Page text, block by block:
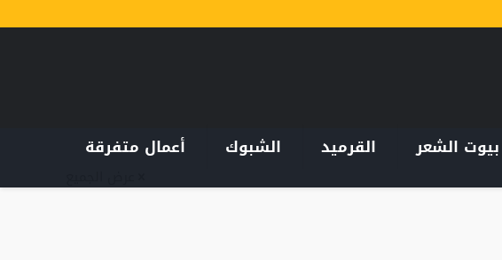
بيوت الشعر القرميد الشبوك أعمال متفرقة